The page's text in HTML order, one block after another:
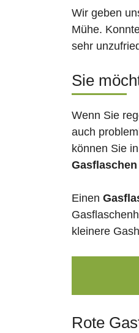
Wir geben
Mühe.
sehr
Sie
Wenn Sie
auch
können Sie
Gasflaschen
Einen
kleinere
Rote